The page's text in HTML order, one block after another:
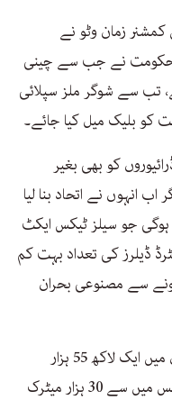
زمان وٹو نے
حکومت نے جب سے چینی
کی ہے، تب سے شوگر ملز سپلائی
کو بلیک میل کیا جائے۔
کو بھی بغیر
انہوں نے اتحاد بنا لیا
جو سیلز ٹیکس ایکٹ
ڈیلرز کی تعداد بہت کم
سے مصنوعی بحران
زمان وٹو کے مطابق حکومت نے رمضان میں ایک لاکھ 55 ہزار
میٹرک ٹن چینی سپلائی کا ٹارگٹ دیا، جس میں سے 30 ہزار میٹرک